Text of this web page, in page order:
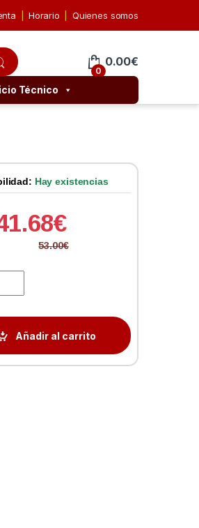
Horario Quienes somos
0
0.00€
Técnico
Hay existencias
€
53.00€
Añadir al carrito